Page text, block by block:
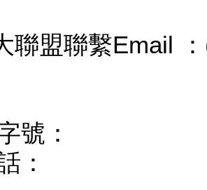
聯盟聯繫Email
號：
：